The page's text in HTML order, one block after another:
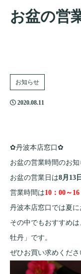
お盆の営
お知らせ
2020.08.11
✿丹波本店窓口✿
お盆の営業時間のお知
お盆の営業日は8月13
営業時間は10：00～
丹波本店窓口では夏に
その中でもおすすめ
牡丹」です。
ぜひお買い求めくださ